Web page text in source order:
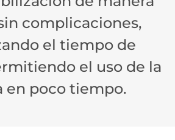
complicaciones,
el tiempo de
el uso de la
en poco tiempo.